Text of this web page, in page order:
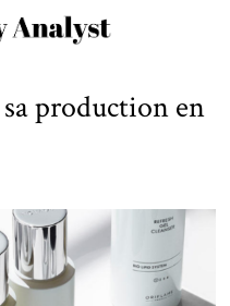
production en